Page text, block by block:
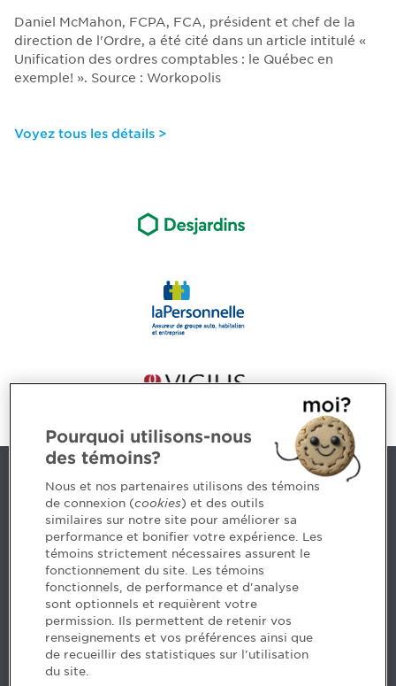
Daniel McMahon, FCPA, FCA, président et chef de la
direction de l'Ordre, a été cité dans un article intitulé «
Unification des ordres comptables : le Québec en
exemple! ». Source : Workopolis
Voyez tous les détails >
Nous joindre
5, Place Ville Marie, bureau 800, Montréal (Québec)
H3B 2G2
www.cpaquebec.ca
Des questions? Faites appel à notre équipe >
Envie de mettre de l’Ordre dans votre carrière? Voyez
les postes disponibles >
Pourquoi utilisons-nous
des témoins?
Nous et nos partenaires utilisons des témoins
de connexion (cookies) et des outils
similaires sur notre site pour améliorer sa
performance et bonifier votre expérience. Les
témoins strictement nécessaires assurent le
fonctionnement du site. Les témoins
fonctionnels, de performance et d'analyse
sont optionnels et requièrent votre
permission. Ils permettent de retenir vos
renseignements et vos préférences ainsi que
de recueillir des statistiques sur l'utilisation
du site.